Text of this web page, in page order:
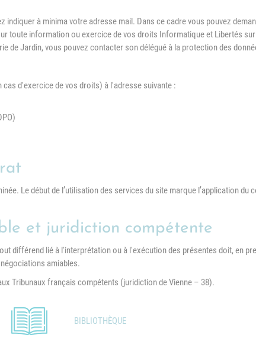
à minima votre adresse mail. Dans ce cadre vous pouvez
toute information ou exercice de vos droits Informatique et Libertés
de Jardin, vous pouvez contacter son délégué à la protection des
d'exercice de vos droits) à l'adresse suivante :
Le début de l’utilisation des services du site marque l’application du
et juridiction compétente
différend lié à l'interprétation ou à l'exécution des présentes doit, en
amiables.
Tribunaux français compétents (juridiction de Vienne – 38).
BIBLIOTHÈQUE